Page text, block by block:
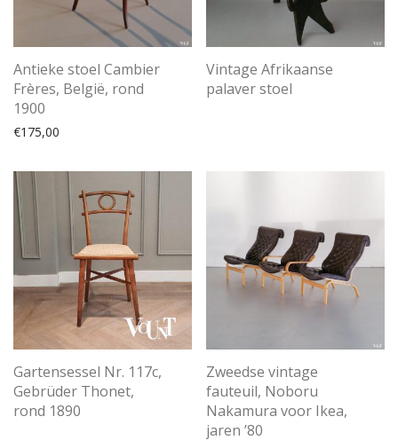
Antieke stoel Cambier
Frères, België, rond
1900
€175,00
Vintage Afrikaanse
palaver stoel
Gartensessel Nr. 117c,
Gebrüder Thonet,
rond 1890
Zweedse vintage
fauteuil, Noboru
Nakamura voor Ikea,
jaren ’80